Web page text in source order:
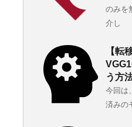
のみを
介し
【転
う方
今回は
済みの